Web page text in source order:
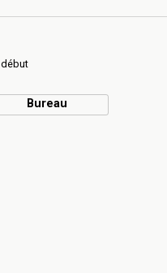
Bureau